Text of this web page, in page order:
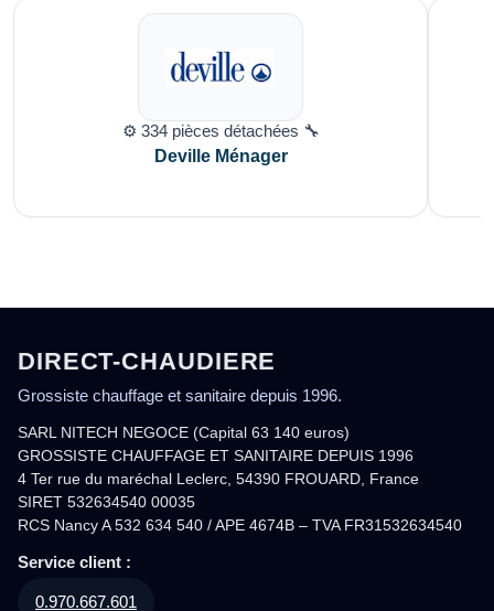
⚙️ 334 pièces détachées 🔧
Deville Ménager
DIRECT-CHAUDIERE
Grossiste chauffage et sanitaire depuis 1996.
SARL NITECH NEGOCE (Capital 63 140 euros)
GROSSISTE CHAUFFAGE ET SANITAIRE DEPUIS 1996
4 Ter rue du maréchal Leclerc, 54390 FROUARD, France
SIRET 532634540 00035
RCS Nancy A 532 634 540 / APE 4674B – TVA FR31532634540
Service client :
0.970.667.601